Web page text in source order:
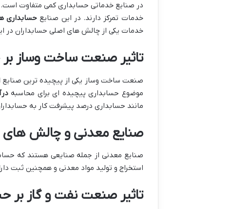
در صنایع خدماتی حسابداری کمی متفاوت است.
خدمات تمرکز دارند. در این صنایع حسابداری
خدمات یکی از چالش های اصلی حسابداران در
تاثیر صنعت ساخت وساز
صنعت ساخت وساز یکی از پیچیده ترین
موضوع حسابداری پیچیده ای برای محاسبه
مانند حسابداری درصد پیشرفت کار به
صنایع معدنی و چالش های
صنایع معدنی از جمله صنایعی هستند که
استخراج و تولید مواد معدنی و همچنین ثبت
تاثیر صنعت نفت و گاز بر